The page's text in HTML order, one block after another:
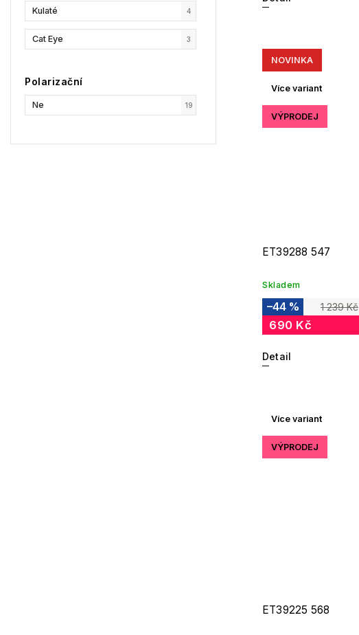
Kulaté 4
Cat Eye 3
Polarizační
Ne 19
NOVINKA
Více variant
VÝPRODEJ
ET39288 547
Skladem
1 239 Kč
–44 %
690 Kč
Detail
Více variant
VÝPRODEJ
ET39225 568